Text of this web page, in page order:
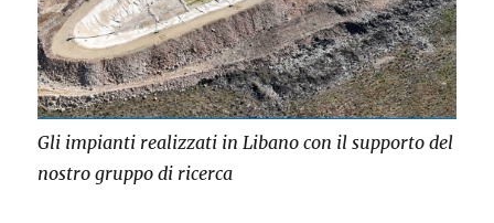
Gli impianti realizzati in Libano con il supporto del
nostro gruppo di ricerca